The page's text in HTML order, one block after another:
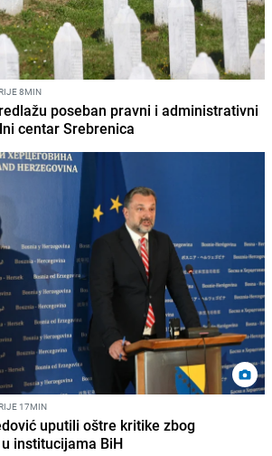
8MIN
poseban pravni i administrativni
centar Srebrenica
17MIN
uputili oštre kritike zbog
institucijama BiH